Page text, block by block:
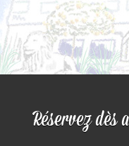
Réservez dès